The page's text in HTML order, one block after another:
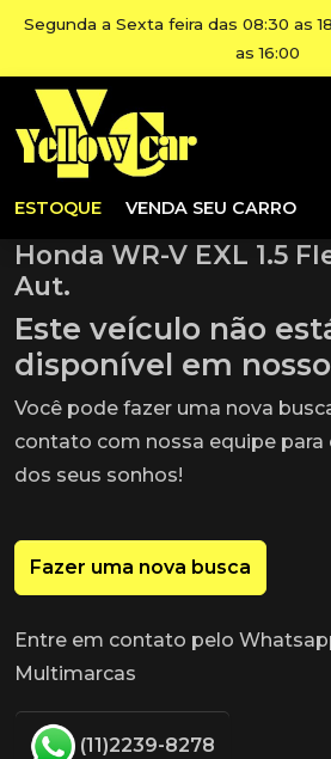
Segunda a Sexta feira das 08:30 as
as 16:00
ESTOQUE VENDA SEU CARRO
Honda WR-V EXL 1.5
Aut.
Este veículo não
disponível em
Você pode fazer uma nova
contato com nossa equipe para
dos seus sonhos!
Fazer uma nova busca
Entre em contato pelo
Multimarcas
(11)2239-8278